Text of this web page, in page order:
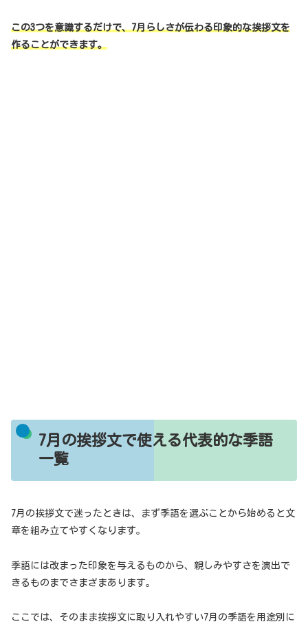
この3つを意識するだけで、7月らしさが伝わる印象的な挨拶文を
作ることができます。
7月の挨拶文で使える代表的な季語
一覧
7月の挨拶文で迷ったときは、まず季語を選ぶことから始めると文
章を組み立てやすくなります。
季語には改まった印象を与えるものから、親しみやすさを演出で
きるものまでさまざまあります。
ここでは、そのまま挨拶文に取り入れやすい7月の季語を用途別に